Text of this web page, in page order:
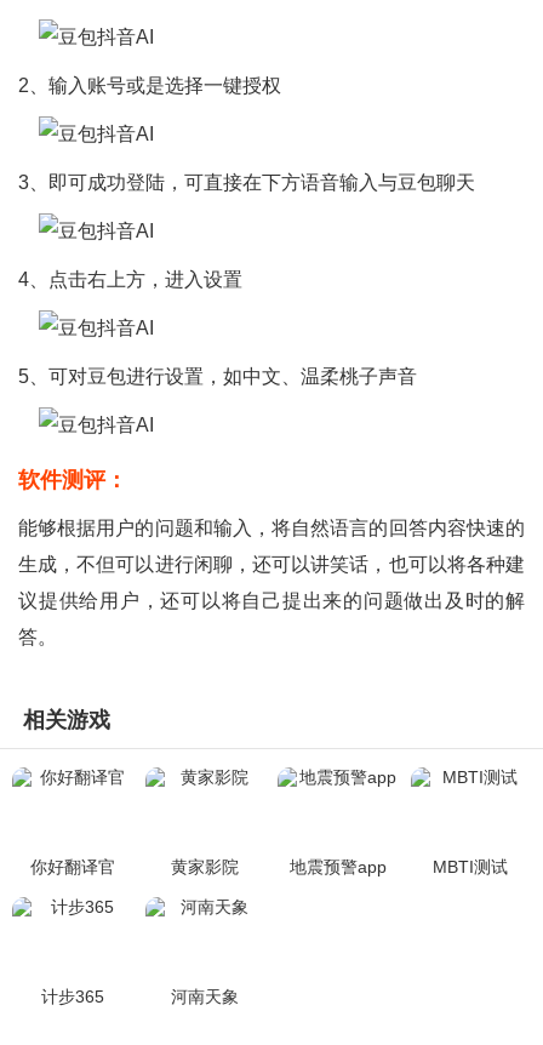
2、输入账号或是选择一键授权
3、即可成功登陆，可直接在下方语音输入与豆包聊天
4、点击右上方，进入设置
5、可对豆包进行设置，如中文、温柔桃子声音
软件测评：
能够根据用户的问题和输入，将自然语言的回答内容快速的
生成，不但可以进行闲聊，还可以讲笑话，也可以将各种建
议提供给用户，还可以将自己提出来的问题做出及时的解
答。
相关游戏
你好翻译官 黄家影院 地震预警app MBTI测试
计步365 河南天象